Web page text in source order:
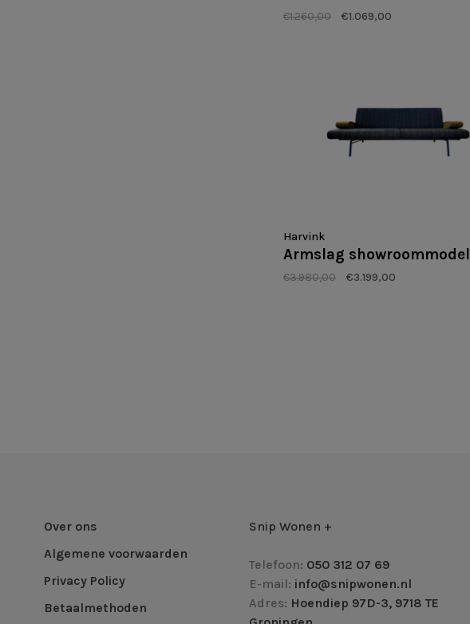
€1.260,00 €1.069,00
Harvink
Armslag showroommodel
€3.980,00 €3.199,00
Over ons
Algemene voorwaarden
Privacy Policy
Betaalmethoden
Snip Wonen +
Telefoon: 050 312 07 69
E-mail: info@snipwonen.nl
Adres: Hoendiep 97D-3, 9718 TE